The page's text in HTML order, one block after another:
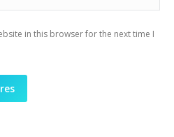
in this browser for the next time I